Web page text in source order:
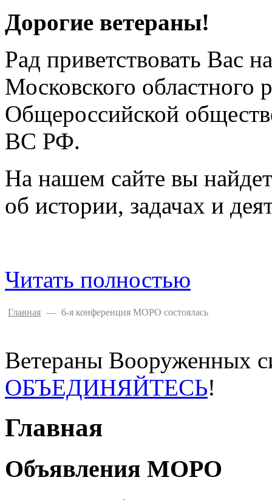
Дорогие ветераны!
Рад приветствовать Вас
Московского областного
Общероссийской
ВС РФ.
На нашем сайте вы
об истории, задачах и
Читать полностью
Главная — 6-я конференция МОРО состоялась
Ветераны Вооруженных
ОБЪЕДИНЯЙТЕСЬ!
Главная
Объявления МОРО